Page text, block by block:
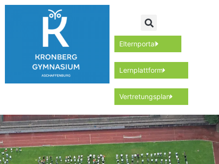
Elternportal
Lernplattform
Vertretungsplan